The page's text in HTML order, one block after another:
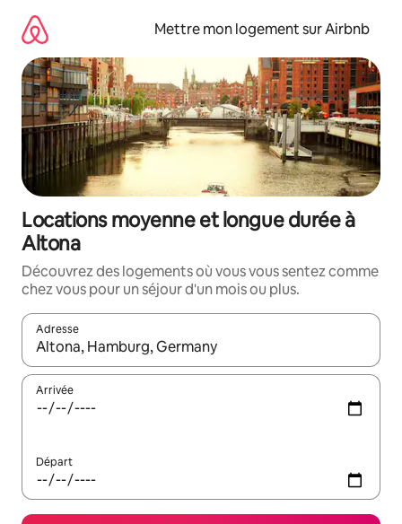
directement
contenu
Mettre mon logement sur Airbnb
Locations moyenne et longue durée à
Altona
Découvrez des logements où vous vous sentez comme
chez vous pour un séjour d'un mois ou plus.
Adresse
Lorsque les résultats s'affichent, utilisez les flèches vers le
Arrivée
Départ